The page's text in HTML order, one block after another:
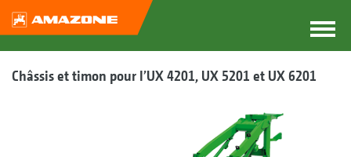
Châssis et timon pour l’UX 4201, UX 5201 et UX 6201